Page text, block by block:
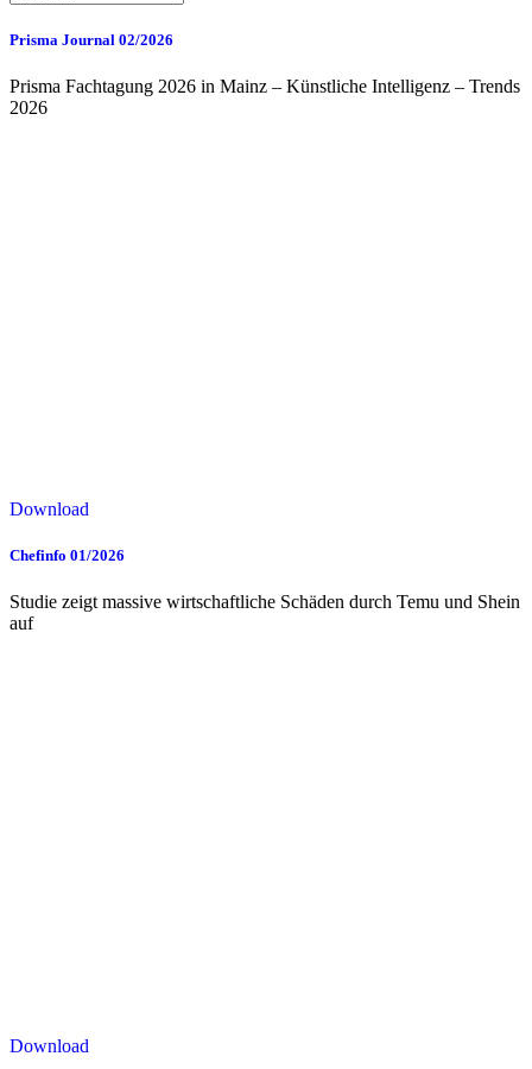
Prisma Journal 02/2026
Prisma Fachtagung 2026 in Mainz – Künstliche Intelligenz – Trends
2026
Download
Chefinfo 01/2026
Studie zeigt massive wirtschaftliche Schäden durch Temu und Shein
auf
Download